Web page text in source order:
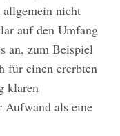
allgemein nicht
auf den Umfang
an, zum Beispiel
für einen ererbten
klaren
Aufwand als eine